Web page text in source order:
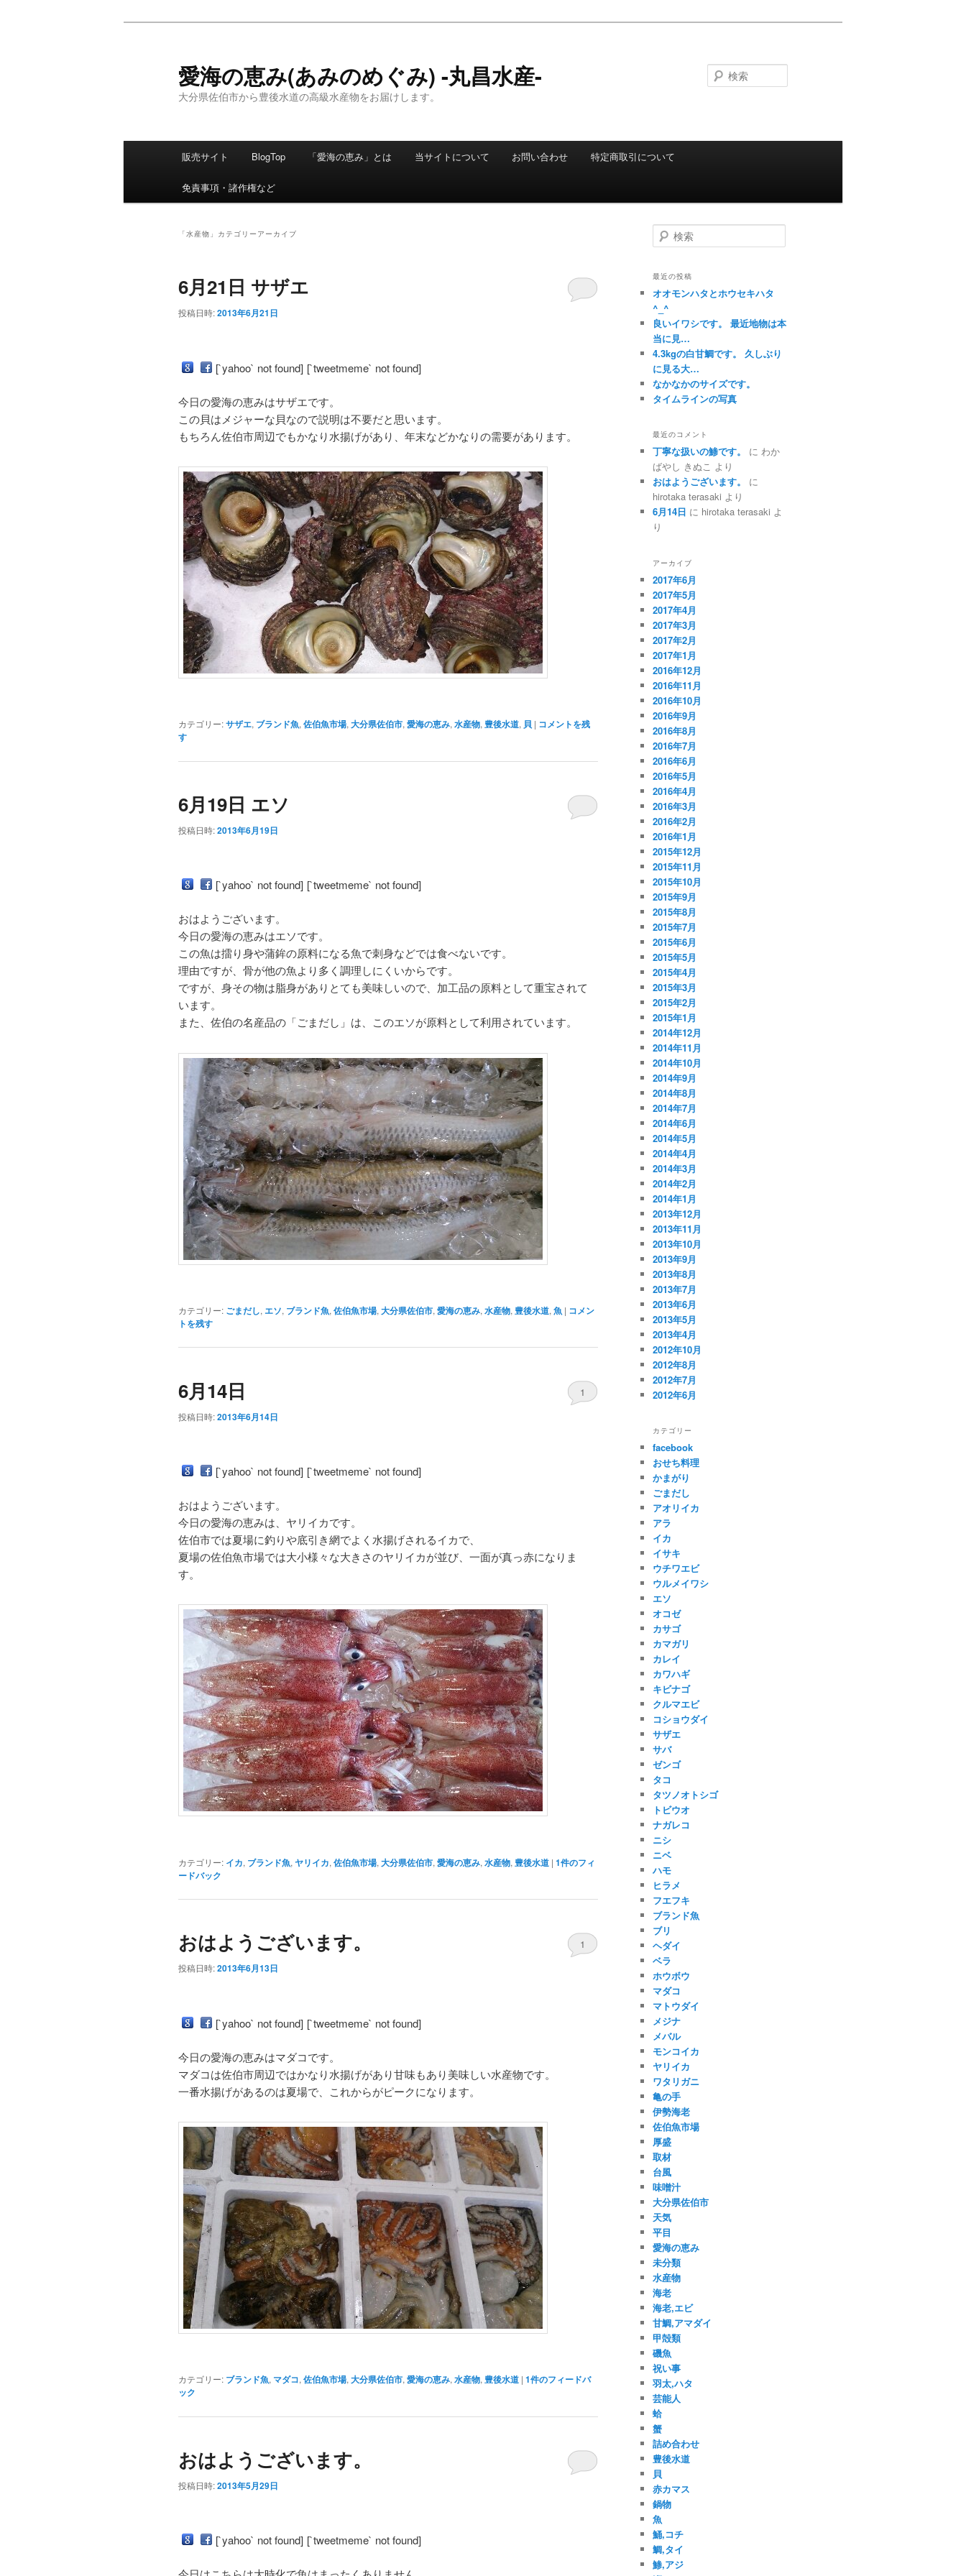
愛海の恵み(あみのめぐみ) -丸昌水産-
大分県佐伯市から豊後水道の高級水産物をお届けします。
メ
メ
イ
ン
ン
ン
ツ
へ
移
動
サ
ブ
コ
テ
ツ
へ
移
動
販売サイト BlogTop 「愛海の恵み」とは 当サイトについて お問い合わせ 特定商取引について
免責事項・諸作権など
「水産物 」カテゴリーアーカイブ
6月21日 サザエ
投稿日時:2013年6月21日
[`yahoo` not found] [`tweetmeme` not found]
今日の愛海の恵みはサザエです。
この貝はメジャーな貝なので説明は不要だと思います。
もちろん佐伯市周辺でもかなり水揚げがあり、年末などかなりの需要があります。
カテゴリー:サザエ, ブランド魚, 佐伯魚市場, 大分県佐伯市, 愛海の恵み, 水産物, 豊後水道, 貝 | コメントを残
す
6月19日 エソ
投稿日時:2013年6月19日
[`yahoo` not found] [`tweetmeme` not found]
おはようございます。
今日の愛海の恵みはエソです。
この魚は擂り身や蒲鉾の原料になる魚で刺身などでは食べないです。
理由ですが、骨が他の魚より多く調理しにくいからです。
ですが、身その物は脂身がありとても美味しいので、加工品の原料として重宝されて
います。
また、佐伯の名産品の「ごまだし」は、このエソが原料として利用されています。
カテゴリー: ごまだし, エソ, ブランド魚, 佐伯魚市場, 大分県佐伯市, 愛海の恵み, 水産物, 豊後水道, 魚 | コメン
トを残す
6月14日
投稿日時:2013年6月14日
1
[`yahoo` not found] [`tweetmeme` not found]
おはようございます。
今日の愛海の恵みは、ヤリイカです。
佐伯市では夏場に釣りや底引き網でよく水揚げされるイカで、
夏場の佐伯魚市場では大小様々な大きさのヤリイカが並び、一面が真っ赤になりま
す。
カテゴリー: イカ, ブランド魚, ヤリイカ, 佐伯魚市場, 大分県佐伯市, 愛海の恵み, 水産物, 豊後水道 | 1件のフィ
ードバック
おはようございます。
投稿日時:2013年6月13日
1
[`yahoo` not found] [`tweetmeme` not found]
今日の愛海の恵みはマダコです。
マダコは佐伯市周辺ではかなり水揚げがあり甘味もあり美味しい水産物です。
一番水揚げがあるのは夏場で、これからがピークになります。
カテゴリー: ブランド魚, マダコ, 佐伯魚市場, 大分県佐伯市, 愛海の恵み, 水産物, 豊後水道 | 1件のフィードバ
ック
おはようございます。
投稿日時:2013年5月29日
[`yahoo` not found] [`tweetmeme` not found]
検
索
最近の投稿
オオモンハタとホウセキハタ
^_^
良いイワシです。 最近地物は本
当に見…
4.3kgの白甘鯛です。 久しぶり
に見る大…
なかなかのサイズです。
タイムラインの写真
最近のコメント
丁寧な扱いの鯵です。 に わか
ばやし きぬこ より
おはようございます。
に
hirotaka terasaki より
6月14日 に hirotaka terasaki よ
り
アーカイブ
2017年6月
2017年5月
2017年4月
2017年3月
2017年2月
2017年1月
2016年12月
2016年11月
2016年10月
2016年9月
2016年8月
2016年7月
2016年6月
2016年5月
2016年4月
2016年3月
2016年2月
2016年1月
2015年12月
2015年11月
2015年10月
2015年9月
2015年8月
2015年7月
2015年6月
2015年5月
2015年4月
2015年3月
2015年2月
2015年1月
2014年12月
2014年11月
2014年10月
2014年9月
2014年8月
2014年7月
2014年6月
2014年5月
2014年4月
2014年3月
2014年2月
2014年1月
2013年12月
2013年11月
2013年10月
2013年9月
2013年8月
2013年7月
2013年6月
2013年5月
2013年4月
2012年10月
2012年8月
2012年7月
2012年6月
カテゴリー
facebook
おせち料理
かまがり
ごまだし
アオリイカ
アラ
イカ
イサキ
ウチワエビ
ウルメイワシ
エソ
オコゼ
カサゴ
カマガリ
カレイ
カワハギ
キビナゴ
クルマエビ
コショウダイ
サザエ
サバ
ゼンゴ
タコ
タツノオトシゴ
トビウオ
ナガレコ
ニシ
ニベ
ハモ
ヒラメ
フエフキ
ブランド魚
ブリ
ヘダイ
ベラ
ホウボウ
マダコ
マトウダイ
メジナ
メバル
モンコイカ
ヤリイカ
ワタリガニ
亀の手
伊勢海老
佐伯魚市場
厚盛
取材
台風
味噌汁
大分県佐伯市
天気
平目
愛海の恵み
未分類
水産物
海老
海老,エビ
甘鯛,アマダイ
甲殻類
磯魚
祝い事
羽太,ハタ
芸能人
蛤
蟹
詰め合わせ
豊後水道
貝
赤カマス
鍋物
魚
鯒,コチ
鯛,タイ
鯵,アジ